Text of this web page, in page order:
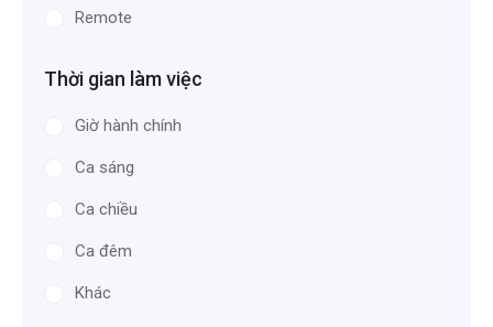
Remote
Thời gian làm việc
Giờ hành chính
Ca sáng
Ca chiều
Ca đêm
Khác